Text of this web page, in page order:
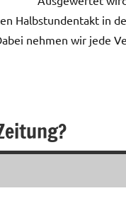
Halbstundentakt in
nehmen wir jede